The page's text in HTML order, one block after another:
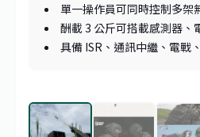
單一操作員可同時控制多架
酬載 3 公斤可搭載感測器、
具備 ISR、通訊中繼、電戰